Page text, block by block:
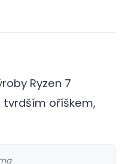
Ryzen 7
tvrdším oříškem,